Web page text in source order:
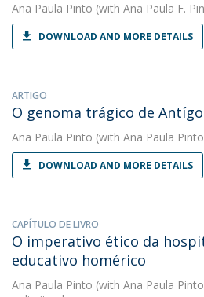
Ana Paula Pinto (with Ana Paula F.
DOWNLOAD AND MORE DETAILS
ARTIGO
O genoma trágico de
Ana Paula Pinto (with Ana Paula
DOWNLOAD AND MORE DETAILS
CAPÍTULO DE LIVRO
O imperativo ético da
educativo homérico
Ana Paula Pinto (with Ana Paula